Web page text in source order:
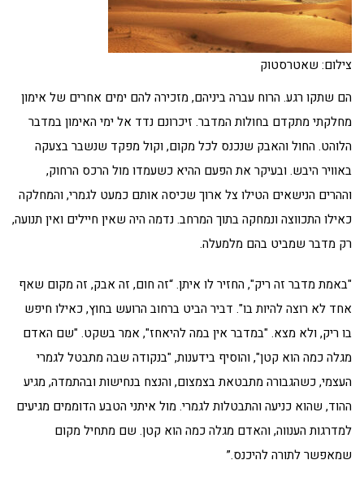
צילום: שאטרסטוק
הם שתקו רגע. הרוח עברה ביניהם, מזכירה להם ימים אחרים של אימון
מחלקתי מתקדם בחולות המדבר. זיכרונם נדד אל ימי האימון במדבר
הלוהט. החול והאבק שנכנס לכל מקום, וקול מפקד שנשבר בצעקה
באוויר היבש. ובעיקר את הפעם ההיא כשעמדו מול הרכס הרחוק,
וההרים הנישאים הטילו צל ארוך שכיסה אותם כמעט לגמרי, והמחלקה
כאילו התכווצה ונמחקה בתוך המרחב. נדמה היה שאין חיילים ואין תנועה,
רק מדבר שמביט בהם מלמעלה.
"באמת מדבר זה ריק", החזיר לו איתן. “זה חום, זה אבק, זה מקום שאף
אחד לא רוצה להיות בו". דביר הביט ברחוב הרועש בחוץ, כאילו חיפש
בו ריק, ולא מצא. "במדבר אין במה להיאחז", אמר בשקט. "שם האדם
מגלה כמה הוא קטן", והוסיף בידענות, "בנקודה שבה מתבטל לגמרי
העצמי, כשהגבורה מתבטאת בצמצום, והנצח בנחישות ובהתמדה, מגיע
ההוד, שהוא כניעה והתבטלות לגמרי. מול איתני הטבע הדוממים מגיעים
למדרגות הענווה, והאדם מגלה כמה הוא קטן. שם מתחיל מקום
שמאפשר לתורה להיכנס.”